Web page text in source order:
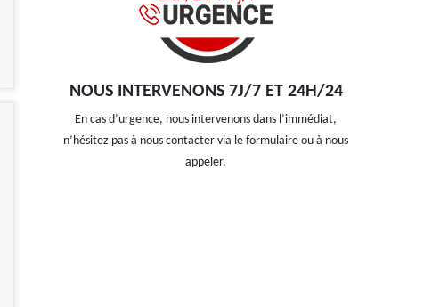
NOUS INTERVENONS 7J/7 ET 24H/24
En cas d’urgence, nous intervenons dans l’immédiat,
n’hésitez pas à nous contacter via le formulaire ou à nous
appeler.